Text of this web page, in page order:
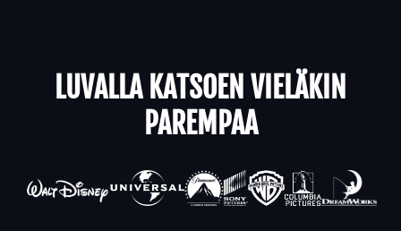
LUVALLA KATSOEN VIELÄKIN
PAREMPAA